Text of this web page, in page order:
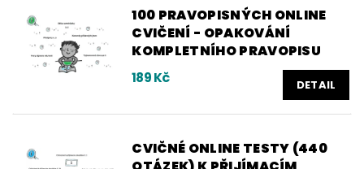
100 PRAVOPISNÝCH ONLINE
CVIČENÍ - OPAKOVÁNÍ
KOMPLETNÍHO PRAVOPISU
189 Kč DETAIL
CVIČNÉ ONLINE TESTY (440